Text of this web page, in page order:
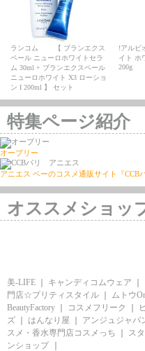
ランコム 【 ブランエクス
ペール ニューロホワイトセラ
ム 30ml + ブランエクスペール
ニューロホワイト X3 ローショ
ン I 200ml 】 セット
!アルビ
イト ホ
200g
特集ページ紹介
オーブリー
アニエス ベーのコスメ通販サイト『CCB
オススメショッ
美-LIFE キャンディコムウェア
門店☆プリティスタイル
ムトウ
BeautyFactory
コスメフリーク
ズ
はんなり屋
アンジュジャパ
スメ・香水専門店コスメっち
ス
ンショップ